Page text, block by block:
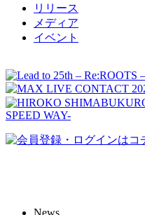
リリース
メディア
イベント
News